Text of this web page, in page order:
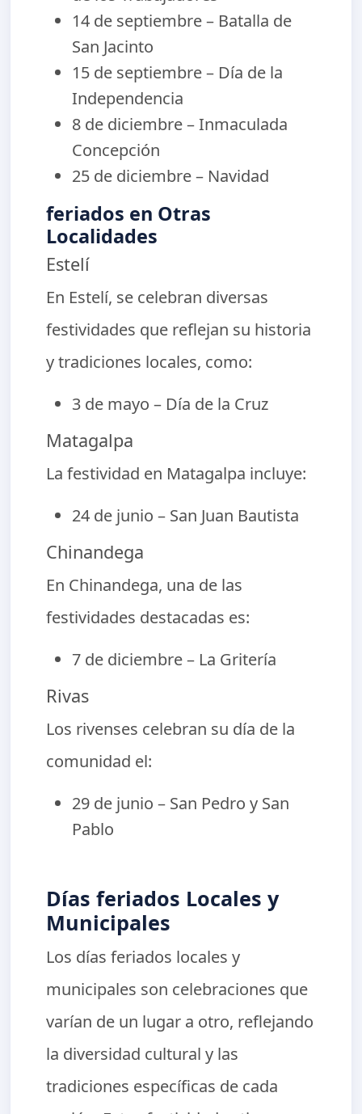
14 de septiembre – Batalla de
San Jacinto
15 de septiembre – Día de la
Independencia
8 de diciembre – Inmaculada
Concepción
25 de diciembre – Navidad
feriados en Otras
Localidades
Estelí
En Estelí, se celebran diversas
festividades que reflejan su historia
y tradiciones locales, como:
3 de mayo – Día de la Cruz
Matagalpa
La festividad en Matagalpa incluye:
24 de junio – San Juan Bautista
Chinandega
En Chinandega, una de las
festividades destacadas es:
7 de diciembre – La Gritería
Rivas
Los rivenses celebran su día de la
comunidad el:
29 de junio – San Pedro y San
Pablo
Días feriados Locales y
Municipales
Los días feriados locales y
municipales son celebraciones que
varían de un lugar a otro, reflejando
la diversidad cultural y las
tradiciones específicas de cada